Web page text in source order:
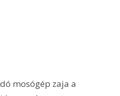
mosógép zaja a